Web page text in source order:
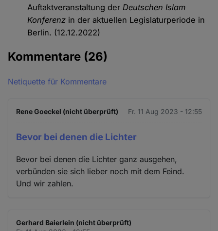
Auftaktveranstaltung der Deutschen Islam
Konferenz in der aktuellen Legislaturperiode in
Berlin. (12.12.2022)
Kommentare (26)
Netiquette für Kommentare
Rene Goeckel (nicht überprüft) Fr. 11 Aug 2023 - 12:55
Bevor bei denen die Lichter
Bevor bei denen die Lichter ganz ausgehen,
verbünden sie sich lieber noch mit dem Feind.
Und wir zahlen.
Gerhard Baierlein (nicht überprüft)